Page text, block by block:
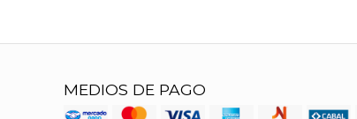
MEDIOS DE PAGO